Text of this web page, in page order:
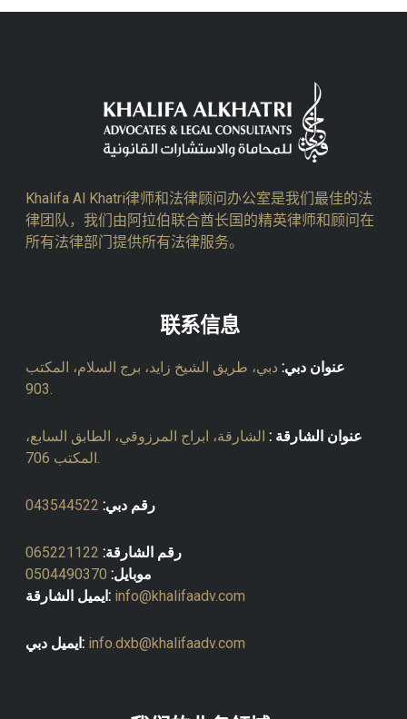
Khalifa Al Khatri律师和法律顾问办公室是我们最佳的法
律团队，我们由阿拉伯联合酋长国的精英律师和顾问在
所有法律部门提供所有法律服务。
联系信息
عنوان دبي: دبي، طريق الشيخ زايد، برج السلام، المكتب
عنوان الشارقة : الشارقة، ابراج المرزوقي، الطابق السابع،
رقم دبي: 043544522
رقم الشارقة: 065221122
موبايل: 0504490370
ايميل الشارقة: info@khalifaadv.com
ايميل دبي: info.dxb@khalifaadv.com